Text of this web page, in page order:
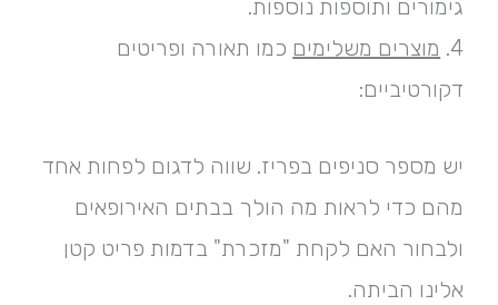
גימורים ותוספות נוספות.
4. מוצרים משלימים כמו תאורה ופריטים
דקורטיביים:
יש מספר סניפים בפריז. שווה לדגום לפחות אחד
מהם כדי לראות מה הולך בבתים האירופאים
ולבחור האם לקחת "מזכרת" בדמות פריט קטן
אלינו הביתה.